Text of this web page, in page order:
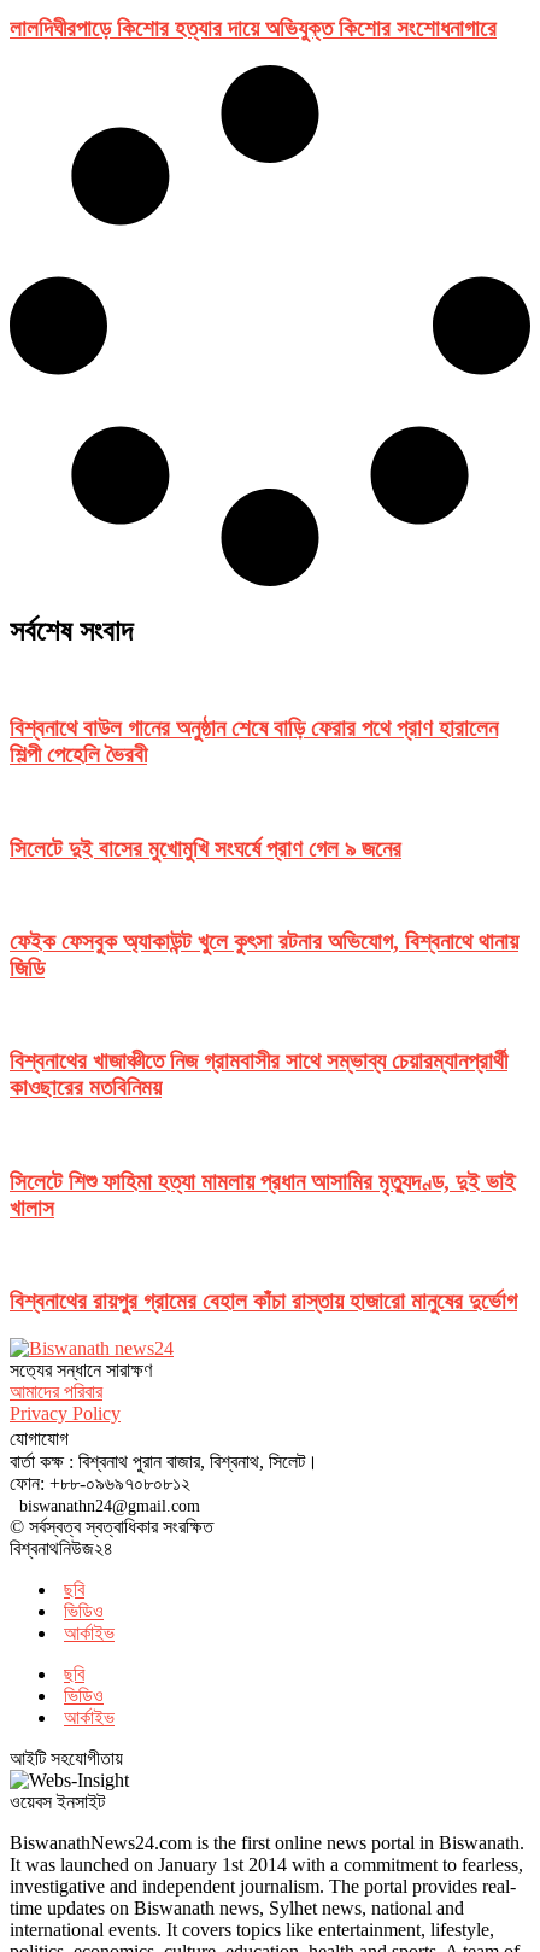
লালদিঘীরপাড়ে কিশোর হত্যার দায়ে অভিযুক্ত কিশোর সংশোধনাগারে
সর্বশেষ সংবাদ
বিশ্বনাথে বাউল গানের অনুষ্ঠান শেষে বাড়ি ফেরার পথে প্রাণ হারালেন
শিল্পী পেহেলি ভৈরবী
সিলেটে দুই বাসের মুখোমুখি সংঘর্ষে প্রাণ গেল ৯ জনের
ফেইক ফেসবুক অ্যাকাউন্ট খুলে কুৎসা রটনার অভিযোগ, বিশ্বনাথে থানায়
জিডি
বিশ্বনাথের খাজাঞ্চীতে নিজ গ্রামবাসীর সাথে সম্ভাব্য চেয়ারম্যানপ্রার্থী
কাওছারের মতবিনিময়
সিলেটে শিশু ফাহিমা হত্যা মামলায় প্রধান আসামির মৃত্যুদণ্ড, দুই ভাই
খালাস
বিশ্বনাথের রায়পুর গ্রামের বেহাল কাঁচা রাস্তায় হাজারো মানুষের দুর্ভোগ
সত‌্যের সন্ধানে সারাক্ষণ
আমাদের পরিবার
Privacy Policy
যোগাযোগ
বার্তা কক্ষ : বিশ্বনাথ পুরান বাজার, বিশ্বনাথ, সিলেট।
ফোন: +৮৮-০৯৬৯৭০৮০৮১২
biswanathn24@gmail.com
© সর্বস্বত্ব স্বত্বাধিকার সংরক্ষিত
বিশ্বনাথনিউজ২৪
ছবি
ভিডিও
আর্কাইভ
ছবি
ভিডিও
আর্কাইভ
আইটি সহযোগীতায়
ওয়েবস ইনসাইট
BiswanathNews24.com is the first online news portal in Biswanath.
It was launched on January 1st 2014 with a commitment to fearless,
investigative and independent journalism. The portal provides real-
time updates on Biswanath news, Sylhet news, national and
international events. It covers topics like entertainment, lifestyle,